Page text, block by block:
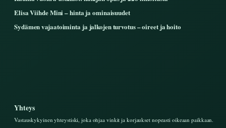
Elisa Viihde Mini – hinta ja ominaisuudet
Sydämen vajaatoiminta ja jalkojen turvotus – oireet ja hoito
Yhteys
Vastauskykyinen yhteystiski, joka ohjaa vinkit ja korjaukset nopeasti oikeaan paikkaan.